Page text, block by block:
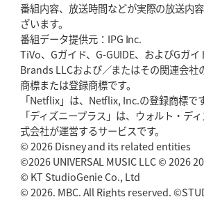
2026年5月21日(木)更新
狭山RG、ライチェル海遥スタッフ入り
ッション
2026年5月14日(木)更新
神戸、1位通過の立役者レタリック
「悲運の闘将」宮地克実氏死去 熱血指導で埼玉
2026年4月30日(木)更新
BR東京、「ユニバーサルデー」の意義「特別か
番組内容、放送時間などが実際の放送内
ざいます。
番組データ提供元：IPG Inc.
TiVo、Gガイド、G-GUIDE、およびGガ
Brands LLCおよび／またはその関連会社
商標または登録商標です。
「Netflix」は、Netflix, Inc.の登録商標です
「ディズニープラス」は、ウォルト・デ
式会社が運営するサービスです。
© 2026 Disney and its related entities
©2026 UNIVERSAL MUSIC LLC © 2026
© KT StudioGenie Co., Ltd
© 2026. MBC. All Rights reserved.